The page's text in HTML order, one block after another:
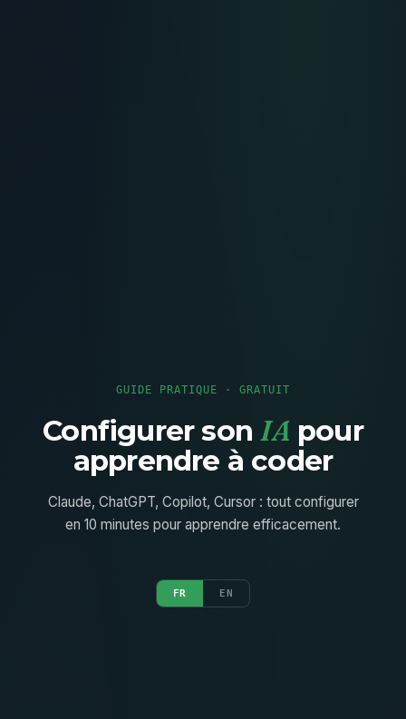
GUIDE PRATIQUE · GRATUIT
Configurer sonIApour
apprendre à coder
Claude, ChatGPT, Copilot, Cursor : tout configurer
en 10 minutes pour apprendre efficacement.
FR EN